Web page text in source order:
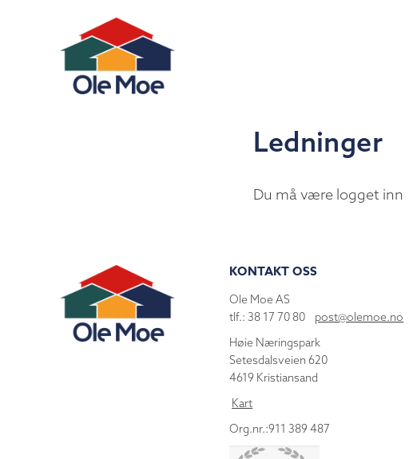
Ledninger
Du må være logget inn
KONTAKT OSS
Ole Moe AS
tlf.: 38 17 70 80 post@olemoe.no
Høie Næringspark
Setesdalsveien 620
4619 Kristiansand
Kart
Org.nr.:911 389 487